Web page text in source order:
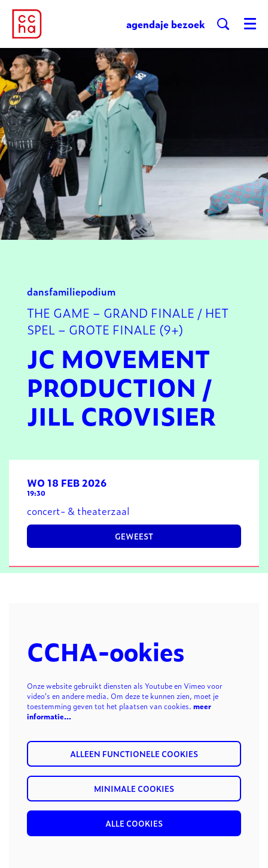
agendaje bezoek Menu
dansfamiliepodium
THE GAME – GRAND FINALE / HET
SPEL – GROTE FINALE (9+)
JC MOVEMENT
PRODUCTION /
JILL CROVISIER
WO 18 FEB 2026
19:30
concert- & theaterzaal
GEWEEST
CCHA-ookies
Onze website gebruikt diensten als Youtube en Vimeo voor
video's en andere media. Om deze te kunnen zien, moet je
toestemming geven tot het plaatsen van cookies. meer
informatie…
ALLEEN FUNCTIONELE COOKIES
MINIMALE COOKIES
ALLE COOKIES